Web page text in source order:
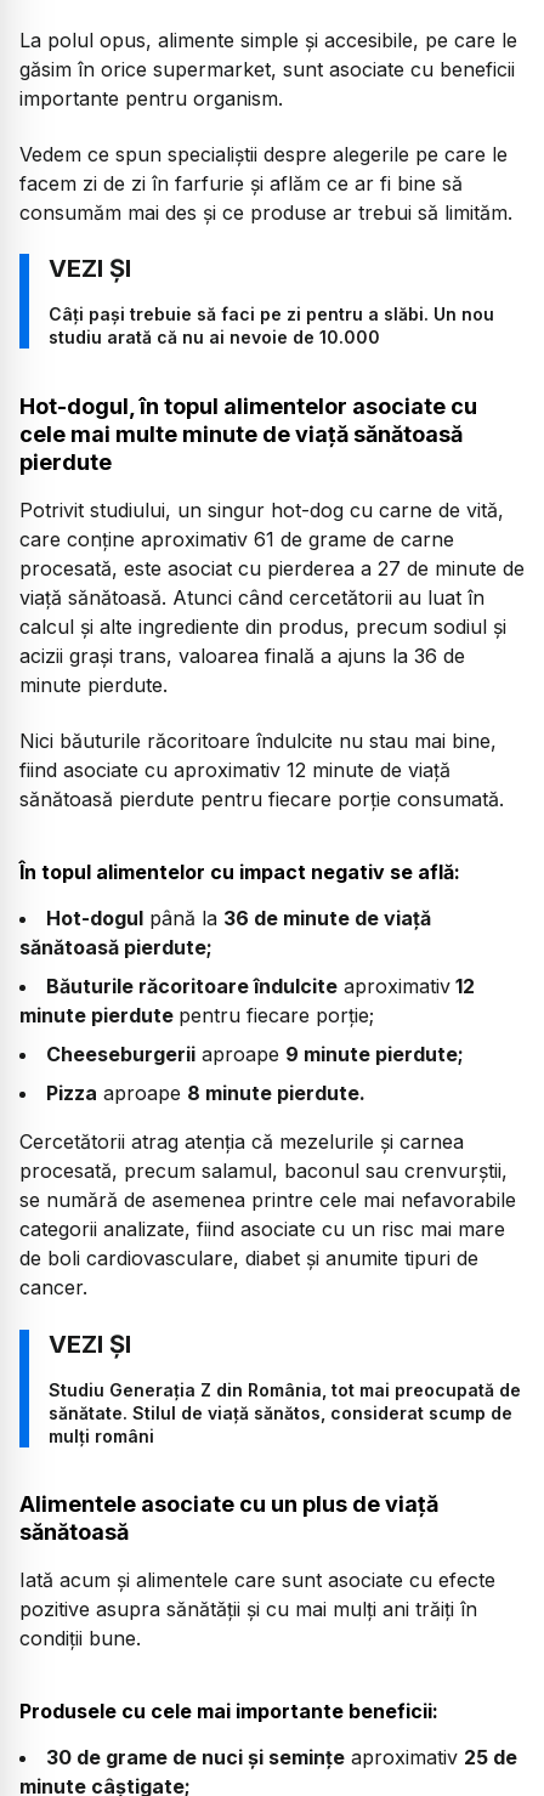
La polul opus, alimente simple și accesibile, pe care le
găsim în orice supermarket, sunt asociate cu beneficii
importante pentru organism.
Vedem ce spun specialiștii despre alegerile pe care le
facem zi de zi în farfurie și aflăm ce ar fi bine să
consumăm mai des și ce produse ar trebui să limităm.
Câți pași trebuie să faci pe zi pentru a slăbi. Un nou
studiu arată că nu ai nevoie de 10.000
Hot-dogul, în topul alimentelor asociate cu
cele mai multe minute de viață sănătoasă
pierdute
Potrivit studiului, un singur hot-dog cu carne de vită,
care conține aproximativ 61 de grame de carne
procesată, este asociat cu pierderea a 27 de minute de
viață sănătoasă. Atunci când cercetătorii au luat în
calcul și alte ingrediente din produs, precum sodiul și
acizii grași trans, valoarea finală a ajuns la 36 de
minute pierdute.
Nici băuturile răcoritoare îndulcite nu stau mai bine,
fiind asociate cu aproximativ 12 minute de viață
sănătoasă pierdute pentru fiecare porție consumată.
În topul alimentelor cu impact negativ se află:
Hot-dogul până la 36 de minute de viață
sănătoasă pierdute;
Băuturile răcoritoare îndulcite aproximativ 12
minute pierdute pentru fiecare porție;
Cheeseburgerii aproape 9 minute pierdute;
Pizza aproape 8 minute pierdute.
Cercetătorii atrag atenția că mezelurile și carnea
procesată, precum salamul, baconul sau crenvurștii,
se numără de asemenea printre cele mai nefavorabile
categorii analizate, fiind asociate cu un risc mai mare
de boli cardiovasculare, diabet și anumite tipuri de
cancer.
Studiu Generația Z din România, tot mai preocupată de
sănătate. Stilul de viață sănătos, considerat scump de
mulți români
Alimentele asociate cu un plus de viață
sănătoasă
Iată acum și alimentele care sunt asociate cu efecte
pozitive asupra sănătății și cu mai mulți ani trăiți în
condiții bune.
Produsele cu cele mai importante beneficii:
30 de grame de nuci și semințe aproximativ 25 de
minute câștigate;